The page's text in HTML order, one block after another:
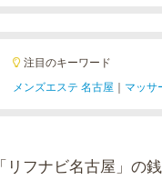
注目のキーワード
メンズエステ 名古屋 ｜ マッサ
「リフナビ名古屋」の